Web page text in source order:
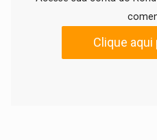
Clique aqui